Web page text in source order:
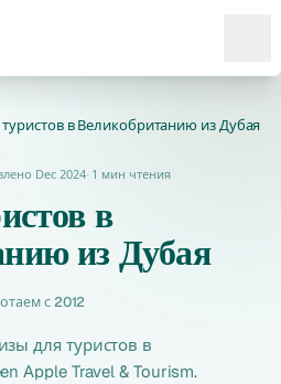
в Великобританию из Дубая
Dec 2024· 1 мин чтения
в
из Дубая
с 2012
для туристов в
Apple Travel & Tourism.